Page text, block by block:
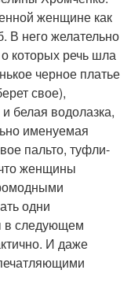
женщине как
В него желательно
которых речь шла
черное платье
свое),
белая водолазка,
именуемая
пальто, туфли-
женщины
одни
в следующем
И даже